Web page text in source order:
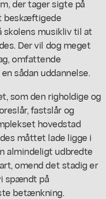
der tager sigte på
beskæftigede
musikliv til at
Der vil dog meget
omfattende
sådan uddannelse.
som den righoldige og
fastslår og
hovedstad
måttet lade ligge i
almindeligt udbredte
omend det stadig er
spændt på
betænkning.